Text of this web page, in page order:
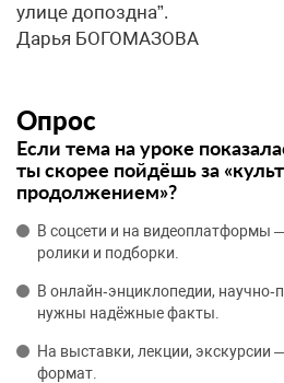
улице допоздна”.
Дарья БОГОМАЗОВА
Опрос
Если тема на уроке
ты скорее пойдёшь за
продолжением»?
В соцсети и на видеоплатформы
ролики и подборки.
В онлайн‑энциклопедии,
нужны надёжные факты.
На выставки, лекции,
формат.